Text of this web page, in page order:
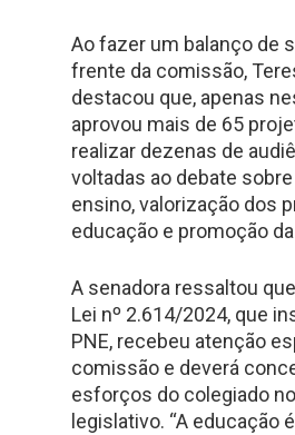
Ao fazer um balanço de
frente da comissão,
destacou que, apenas
aprovou mais de 65
realizar dezenas de
voltadas ao debate
ensino, valorização dos
educação e promoção
A senadora ressaltou
Lei nº 2.614/2024, que
PNE, recebeu atenção
comissão e deverá
esforços do colegiado
legislativo. “A educação